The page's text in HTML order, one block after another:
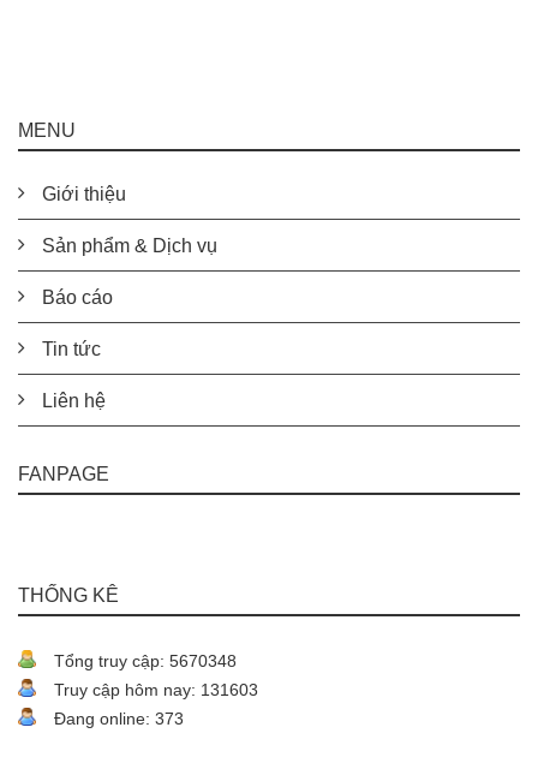
MENU
Giới thiệu
Sản phẩm & Dịch vụ
Báo cáo
Tin tức
Liên hệ
FANPAGE
THỐNG KÊ
Tổng truy cập: 5670348
Truy cập hôm nay: 131603
Đang online: 373